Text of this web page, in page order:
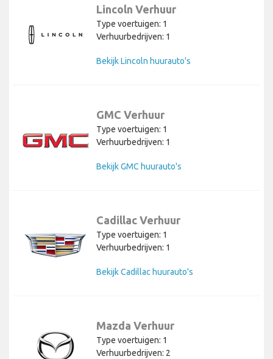
Lincoln Verhuur
Type voertuigen: 1
Verhuurbedrijven: 1
Bekijk Lincoln huurauto's
GMC Verhuur
Type voertuigen: 1
Verhuurbedrijven: 1
Bekijk GMC huurauto's
Cadillac Verhuur
Type voertuigen: 1
Verhuurbedrijven: 1
Bekijk Cadillac huurauto's
Mazda Verhuur
Type voertuigen: 1
Verhuurbedrijven: 2